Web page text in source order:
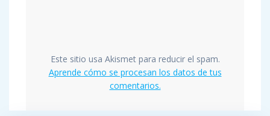
Este sitio usa Akismet para reducir el spam.
Aprende cómo se procesan los datos de tus
comentarios.